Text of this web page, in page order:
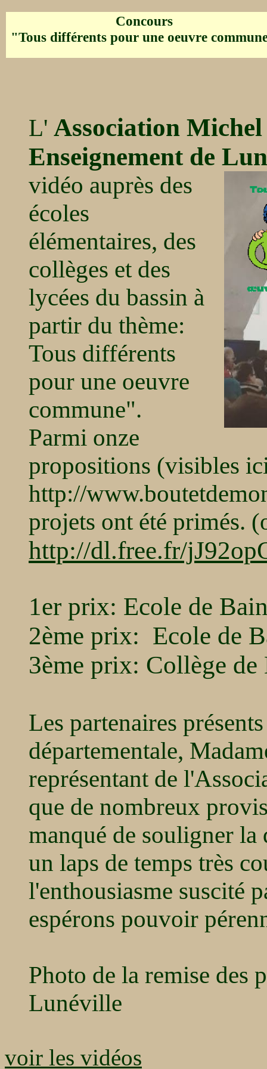
Concours
"Tous différents pour une oeuvre
L' Association
Enseignement de
vidéo auprès des
écoles
élémentaires, des
collèges et des
lycées du bassin à
partir du thème:
Tous différents
pour une oeuvre
commune".
Parmi onze
propositions (visibles
http://
projets ont été primés.
http://dl.free.fr/
1er prix: Ecole de
2ème prix: Ecole de
3ème prix: Collège de
Les partenaires
départementale,
représentant de
que de nombreux
manqué de souligner la
un laps de temps très
l'enthousiasme suscité
espérons pouvoir
Photo de la remise des
Lunéville
voir les vidéos